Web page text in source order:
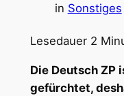
in Sonstiges
Lesedauer 2
Die Deutsch ZP
gefürchtet,